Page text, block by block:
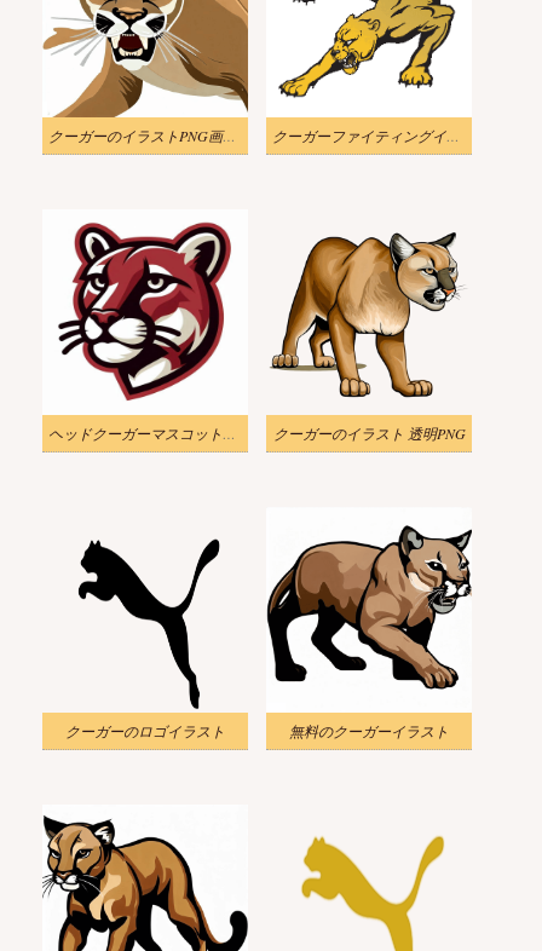
クーガーのイラストPNG画像 4 クーガーファイティングイラスト無料
ヘッドクーガーマスコットイラストダウンロード クーガーのイラスト 透明PNG
クーガーのロゴイラスト 無料のクーガーイラスト